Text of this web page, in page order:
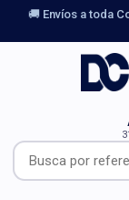
🚚 Envíos a toda